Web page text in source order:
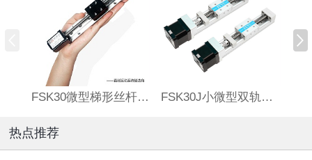
FSK30微型梯形丝杆滑台 FSK30J小微型双轨丝杆直线模组
热点推荐